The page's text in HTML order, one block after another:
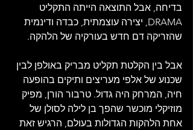
בדיחה, אבל התוצאה הייתה התקליט
DRAMA, יצירה עוצמתית, כבדה ודינמית
שהזריקה דם חדש בעורקיה של הלהקה.
אבל בין הקלטת תקליט מבריק באולפן לבין
שכנוע של אלפי מעריצים ותיקים בהופעה
חיה, המרחק היה גדול. טרבור הורן, מפיק
מוזיקלי מוכשר שהפך בן לילה לסולן של
אחת הלהקות הגדולות בעולם, הרגיש זאת